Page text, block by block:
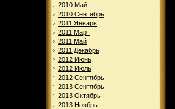
2010 Май
2010 Сентябрь
2011 Январь
2011 Март
2011 Май
2011 Декабрь
2012 Июнь
2012 Июль
2012 Сентябрь
2013 Сентябрь
2013 Октябрь
2013 Ноябрь